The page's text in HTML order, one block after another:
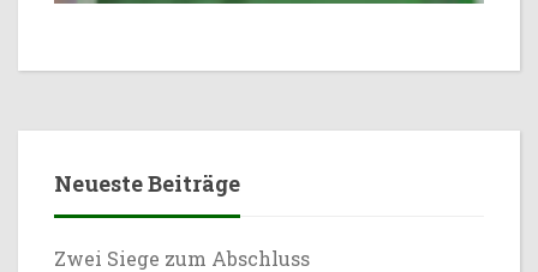
Neueste Beiträge
Zwei Siege zum Abschluss